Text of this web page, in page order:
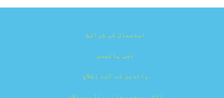
استعمال کی شراٸط
نجِی پالیسی
والدین کے لٸے اِطلاع
اکثر پوچھے جانے والے سوالات